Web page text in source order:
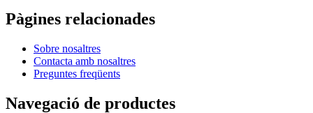
Pàgines relacionades
Sobre nosaltres
Contacta amb nosaltres
Preguntes freqüents
Navegació de productes